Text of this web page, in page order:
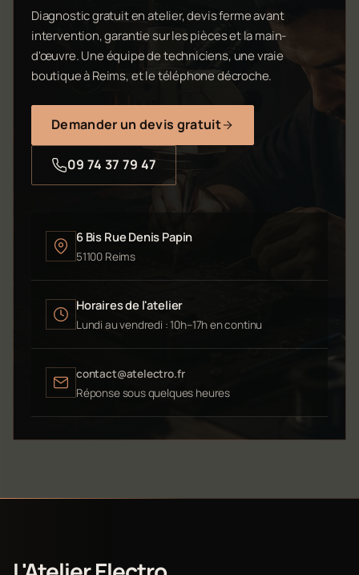
Diagnostic gratuit en atelier, devis ferme avant
intervention, garantie sur les pièces et la main-
d'œuvre. Une équipe de techniciens, une vraie
boutique à Reims, et le téléphone décroche.
Demander un devis gratuit
09 74 37 79 47
6 Bis Rue Denis Papin
51100 Reims
Horaires de l'atelier
Lundi au vendredi : 10h–17h en continu
contact@atelectro.fr
Réponse sous quelques heures